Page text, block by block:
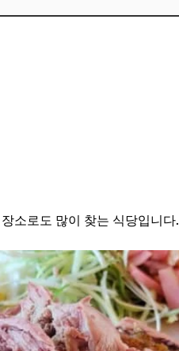
소로도 많이 찾는 식당입니다.